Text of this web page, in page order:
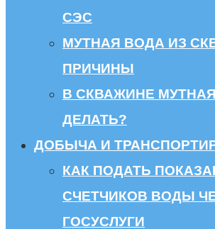
СЭС
МУТНАЯ ВОДА ИЗ
ПРИЧИНЫ
В СКВАЖИНЕ
ДЕЛАТЬ?
ДОБЫЧА И
КАК ПОДАТЬ
СЧЕТЧИКОВ ВОДЫ
ГОСУСЛУГИ